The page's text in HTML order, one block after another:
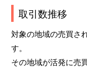
取引数推移
対象の地域の売買さ
す。
その地域が活発に売